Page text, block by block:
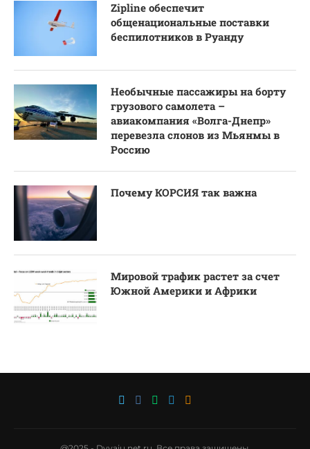
Zipline обеспечит
общенациональные поставки
беспилотников в Руанду
Необычные пассажиры на борту
грузового самолета –
авиакомпания «Волга-Днепр»
перевезла слонов из Мьянмы в
Россию
Почему КОРСИЯ так важна
Мировой трафик растет за счет
Южной Америки и Африки